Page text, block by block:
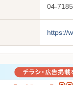
04-
https://